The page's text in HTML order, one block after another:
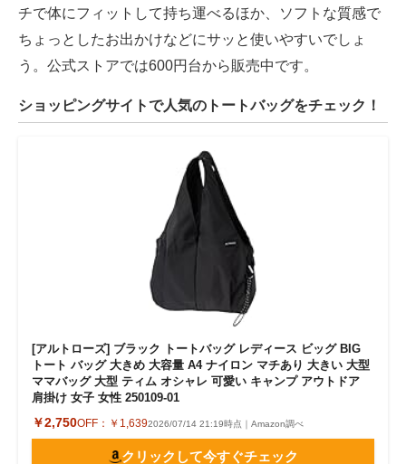
チで体にフィットして持ち運べるほか、ソフトな質感で
ちょっとしたお出かけなどにサッと使いやすいでしょ
う。公式ストアでは600円台から販売中です。
ショッピングサイトで人気のトートバッグをチェック！
[アルトローズ] ブラック トートバッグ レディース ビッグ BIG
トート バッグ 大きめ 大容量 A4 ナイロン マチあり 大きい 大型
ママバッグ 大型 ティム オシャレ 可愛い キャンプ アウトドア
肩掛け 女子 女性 250109-01
￥2,750OFF： ￥1,6392026/07/14 21:19時点｜Amazon調べ
クリックして今すぐチェック